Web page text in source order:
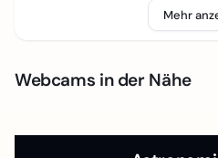
Mehr
Webcams in der Nähe